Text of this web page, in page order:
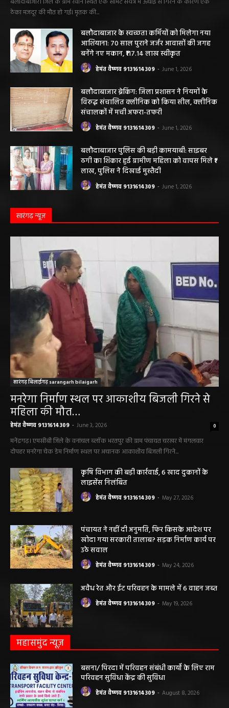
ठेका मजदूर की मौत हो गई। मृतक की...
बलौदाबाजार के स्वच्छता कर्मियों को मिलेगा नया
आशियाना: 70 साल पुराने जर्जर आवासों की जगह
बनेंगे नए मकान, ₹117.14 लाख स्वीकृत
हेमंत वैष्णव 9131614309 - June 1, 2026
बलौदाबाजार ब्रेकिंग: जिला प्रशासन ने नियमों के
विरुद्ध संचालित क्लीनिक को किया सील, क्लीनिक
संचालकों में मची अफरा-तफरी
हेमंत वैष्णव 9131614309 - June 1, 2026
बलौदाबाजार पुलिस की बड़ी कामयाबी: साइबर
ठगी का शिकार हुई ग्रामीण महिला को वापस मिले ₹1
लाख, पुलिस ने दिखाई मुस्तैदी
हेमंत वैष्णव 9131614309 - June 1, 2026
सारंगढ़ न्यूज़
सारंगढ़ बिलाईगढ़ sarangarh bilaigarh
मनरेगा निर्माण स्थल पर आकाशीय बिजली गिरने से
महिला की मौत…
हेमंत वैष्णव 9131614309 - June 3, 2026 0
मनेंद्रगढ़। एमसीबी जिले के वनांचल ब्लॉक भरतपुर की ग्राम पंचायत चरखर में मंगलवार
दोपहर मनरेगा चेक डेम निर्माण स्थल पर अचानक आकाशीय बिजली गिरने...
कृषि विभाग की बड़ी कार्रवाई, 6 खाद दुकानों के
लाइसेंस निलंबित
हेमंत वैष्णव 9131614309 - May 27, 2026
पंचायत ने नहीं दी अनुमति, फिर किसके आदेश पर
खोदा गया सरकारी तालाब? सड़क निर्माण कार्य पर
उठे सवाल
हेमंत वैष्णव 9131614309 - May 24, 2026
अवैध रेत और ईंट परिवहन के मामले में 6 वाहन जब्त
हेमंत वैष्णव 9131614309 - May 19, 2026
महासमुंद न्यूज़
बसना/ पिरदा में परिवहन संबंधी कार्यों के लिए राम
परिवहन सुविधा केंद्र की सुविधा
हेमंत वैष्णव 9131614309 - August 8, 2026